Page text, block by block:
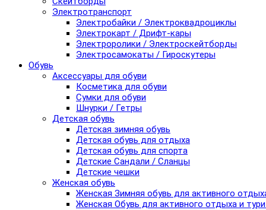
Электротранспорт
Электробайки / Электроквадроциклы
Электрокарт / Дрифт-кары
Электроролики / Электроскейтборды
Электросамокаты / Гироскутеры
Обувь
Аксессуары для обуви
Косметика для обуви
Сумки для обуви
Шнурки / Гетры
Детская обувь
Детская зимняя обувь
Детская обувь для отдыха
Детская обувь для спорта
Детские Сандали / Сланцы
Детские чешки
Женская обувь
Женская Зимняя обувь для активного
Женская Обувь для активного отдыха и